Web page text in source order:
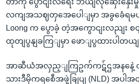
လကျအသဈတှအေပေါျမှာ အခွခေံရမယ
Loong က ပွောခဲ့ တဲ့အကွောငျးလညျး စင
ထုတျပွနျခကြျမှာ ဖောျပွထားပါတယျ
အာဆီယံအလှည့ျကြဥက်ကဋ်ဌအနနေဲ့ တ
သားဒီမိုကရစေီအဖှဲ့ခြုပျ (NLD) အပါ